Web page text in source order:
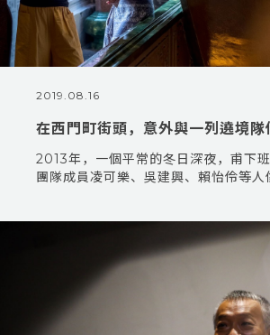
2019.08.16
在西門町街頭，意外與一列遶境隊
2013年，一個平常的冬日深夜，甫下
團隊成員凌可樂、吳建興、賴怡伶等人